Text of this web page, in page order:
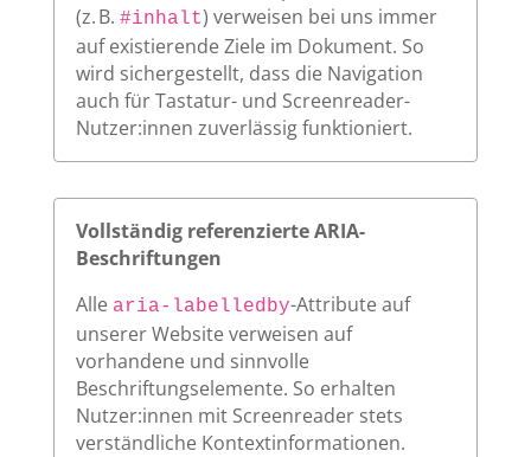
(z. B. #inhalt) verweisen bei uns immer
auf existierende Ziele im Dokument. So
wird sichergestellt, dass die Navigation
auch für Tastatur- und Screenreader-
Nutzer:innen zuverlässig funktioniert.
Vollständig referenzierte ARIA-
Beschriftungen
Alle aria-labelledby-Attribute auf
unserer Website verweisen auf
vorhandene und sinnvolle
Beschriftungselemente. So erhalten
Nutzer:innen mit Screenreader stets
verständliche Kontextinformationen.